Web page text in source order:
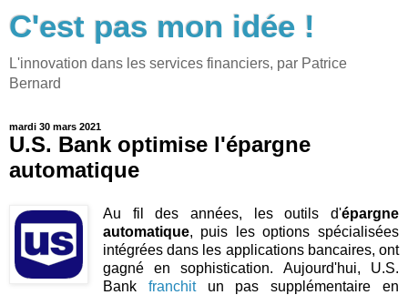
C'est pas mon idée !
L'innovation dans les services financiers, par Patrice
Bernard
mardi 30 mars 2021
U.S. Bank optimise l'épargne
automatique
Au fil des années, les outils d'épargne
automatique, puis les options spécialisées
intégrées dans les applications bancaires, ont
gagné en sophistication. Aujourd'hui, U.S.
Bank franchitun pas supplémentaire en